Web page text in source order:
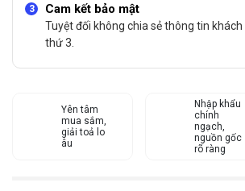
Cam kết bảo mật
Tuyệt đối không chia sẻ thông tin
thứ 3.
Yên tâm
mua sắm,
giải toả lo
âu
Nhập khẩu
chính
ngạch,
nguồn gốc
rõ ràng